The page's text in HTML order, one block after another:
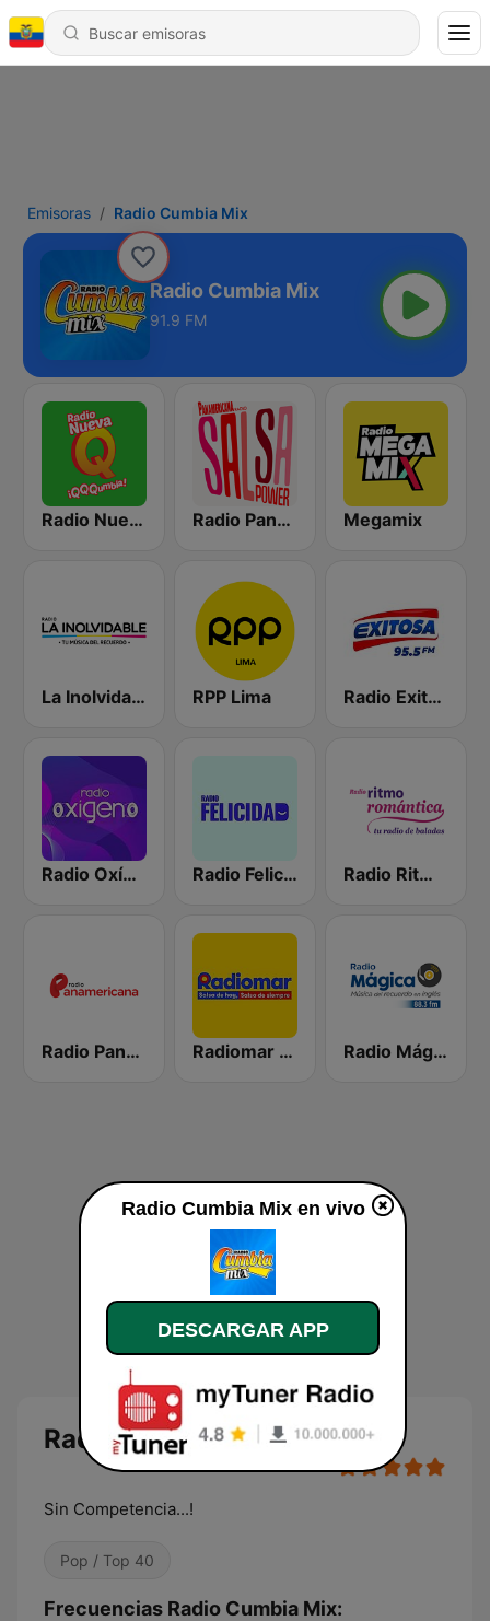
Emisoras Radio Cumbia Mix
Radio Cumbia Mix
91.9 FM
Radio Nueva Q Radio Panamericana - Salsa Power Megamix
La Inolvidable RPP Lima Radio Exitosa
Radio Oxígeno Radio Felicidad Radio Ritmo Romántica
Radio Panamericana Radiomar 106.3 FM Radio Mágica 88.3 FM
Radio Cumbia Mix
Sin Competencia...!
Pop / Top 40
Frecuencias Radio Cumbia Mix:
Radio Cumbia Mix en vivo
DESCARGAR APP